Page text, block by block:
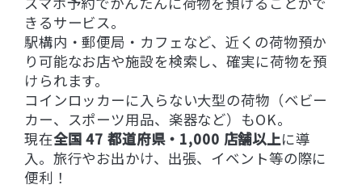
きるサービス。
駅構内・郵便局・カフェなど、近くの荷物預か
り可能なお店や施設を検索し、確実に荷物を預
けられます。
コインロッカーに入らない大型の荷物（ベビー
カー、スポーツ用品、楽器など）もOK。
現在全国 47 都道府県・1,000 店舗以上に導
入。旅行やお出かけ、出張、イベント等の際に
便利！